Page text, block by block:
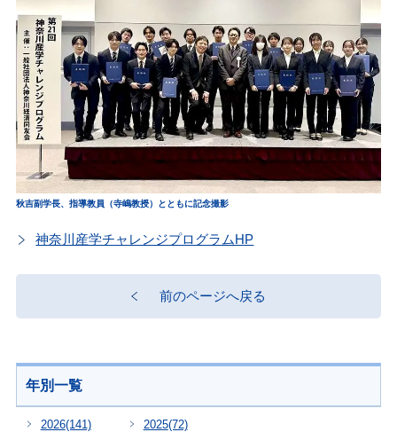
秋吉副学長、指導教員（寺嶋教授）とともに記念撮影
神奈川産学チャレンジプログラムHP
前のページへ戻る
年別一覧
2026(141) 2025(72)